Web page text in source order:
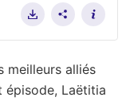
meilleurs alliés
épisode, Laëtitia